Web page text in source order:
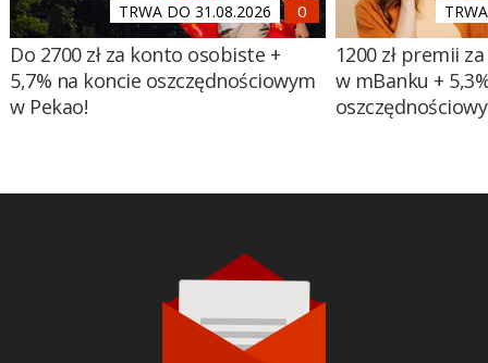
TRWA DO 31.08.2026
Do 2700 zł za konto osobiste +
5,7% na koncie oszczędnościowym
w Pekao!
1200 zł premii
w mBanku +